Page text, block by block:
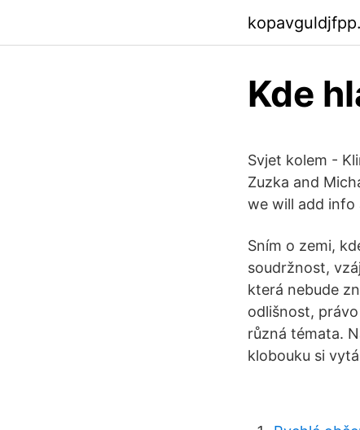
Kde
Svjet kolem -
Zuzka and
we will add info
Sním o zemi,
soudržnost,
která nebude
odlišnost,
různá témata.
klobouku si